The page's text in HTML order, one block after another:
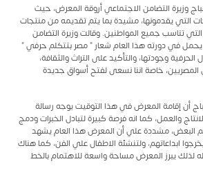
وزيرة التضامن الاجتماعي أروقة المعرض، حيث
التي يقدمونها، مشيدة بما يتم تقديمه من منتجات
تناسب جميع المواطنين. وقالت وزيرة التضامن
يحمل في دورته هذا العام شعار " مصر بتتكلم حرفي "
الحرفية وجودتها، والتأكيد على التراث والثقافة،
خاصة اننا نسعى لفتح أسواق جديدة
أن إقامة المعرض في هذا التوقيت يوجه رسالة
والعمل، كما انه فرصة كبيرة لتبادل الخبرات ودمج
البعض، مشددة علي أن المعرض هذا العام يشهد
ابداعاتهم، ولتنشئة الاطفال علي الفن، كما هناك
لذلك يبرز المعرض مساحة واسعة للاهتمام بالخط